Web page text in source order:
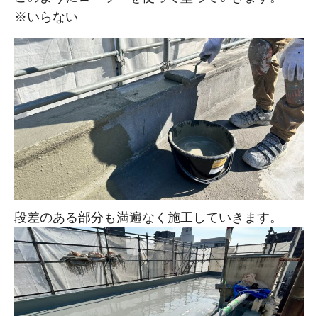
※いらない
段差のある部分も満遍なく施工していきます。